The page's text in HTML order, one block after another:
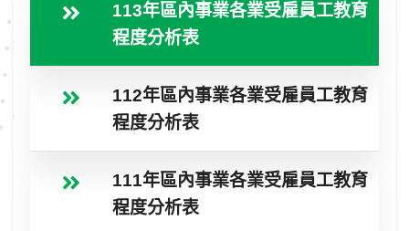
113年區內事業各業受雇員工教育
程度分析表
112年區內事業各業受雇員工教育
程度分析表
111年區內事業各業受雇員工教育
程度分析表